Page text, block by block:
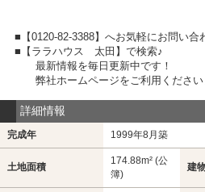
■【0120-82-3388】へお気軽にお問い合
■【ララハウス 太田】で検索♪
最新情報を毎日更新中です！
弊社ホームページをご利用くださ
詳細情報
完成年 1999年8月築
土地面積
174.88m² (公
簿)
建